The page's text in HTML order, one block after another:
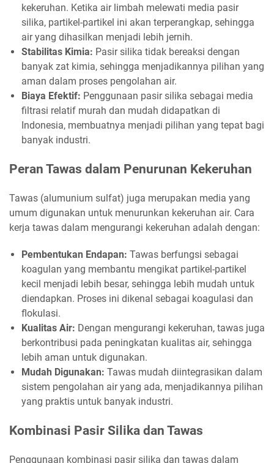
kekeruhan. Ketika air limbah melewati media pasir
silika, partikel-partikel ini akan terperangkap, sehingga
air yang dihasilkan menjadi lebih jernih.
Stabilitas Kimia: Pasir silika tidak bereaksi dengan
banyak zat kimia, sehingga menjadikannya pilihan yang
aman dalam proses pengolahan air.
Biaya Efektif: Penggunaan pasir silika sebagai media
filtrasi relatif murah dan mudah didapatkan di
Indonesia, membuatnya menjadi pilihan yang tepat bagi
banyak industri.
Peran Tawas dalam Penurunan Kekeruhan
Tawas (alumunium sulfat) juga merupakan media yang
umum digunakan untuk menurunkan kekeruhan air. Cara
kerja tawas dalam mengurangi kekeruhan adalah dengan:
Pembentukan Endapan: Tawas berfungsi sebagai
koagulan yang membantu mengikat partikel-partikel
kecil menjadi lebih besar, sehingga lebih mudah untuk
diendapkan. Proses ini dikenal sebagai koagulasi dan
flokulasi.
Kualitas Air: Dengan mengurangi kekeruhan, tawas juga
berkontribusi pada peningkatan kualitas air, sehingga
lebih aman untuk digunakan.
Mudah Digunakan: Tawas mudah diintegrasikan dalam
sistem pengolahan air yang ada, menjadikannya pilihan
yang praktis untuk banyak industri.
Kombinasi Pasir Silika dan Tawas
Penggunaan kombinasi pasir silika dan tawas dalam